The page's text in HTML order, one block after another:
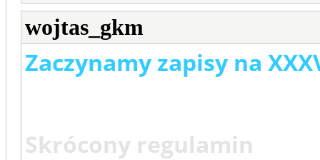
wojtas_gkm
Zaczynamy zapisy na
Skrócony regulamin